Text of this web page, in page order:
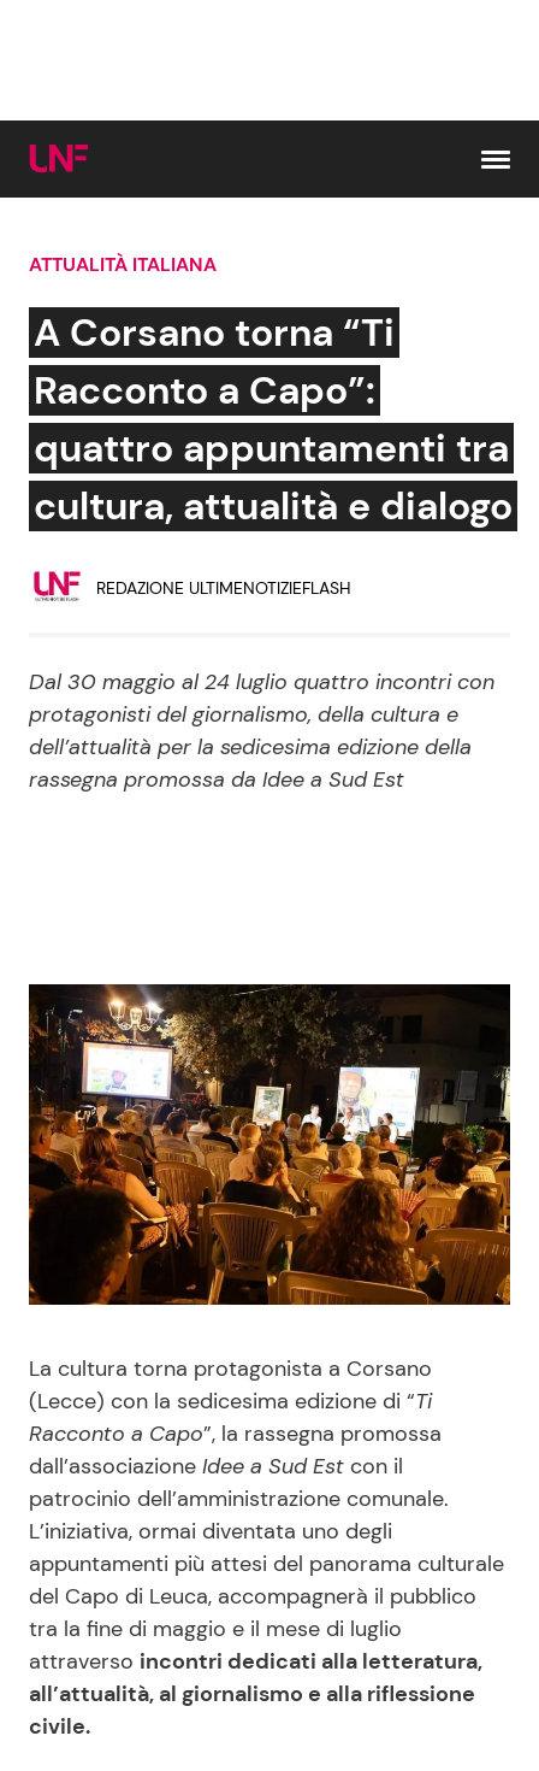
Cerca:
News e Cronaca
Attualità Italiana
Dal Mondo
Politica
Gossip e TV
Bellezze VIP
Coppie VIP
Reality e Talent
Soap Opera
News Spettacolo
Benessere
Casa
Moda e Style
News benessere
Salute
Viaggi e Turismo
Festività
Cucina e Ricette
Consigli di Cucina
Dolci
Primi Piatti
Ricette Facili e Veloci
Ricette Feste
Ricette per Bambini
Seguici
ATTUALITÀ ITALIANA
A Corsano torna “Ti
Racconto a Capo”:
quattro appuntamenti tra
cultura, attualità e dialogo
REDAZIONE ULTIMENOTIZIEFLASH
Dal 30 maggio al 24 luglio quattro incontri con
protagonisti del giornalismo, della cultura e
dell’attualità per la sedicesima edizione della
rassegna promossa da Idee a Sud Est
La cultura torna protagonista a Corsano
(Lecce) con la sedicesima edizione di “Ti
Racconto a Capo”, la rassegna promossa
dall’associazione Idee a Sud Est con il
patrocinio dell’amministrazione comunale.
L’iniziativa, ormai diventata uno degli
appuntamenti più attesi del panorama culturale
del Capo di Leuca, accompagnerà il pubblico
tra la fine di maggio e il mese di luglio
attraverso incontri dedicati alla letteratura,
all’attualità, al giornalismo e alla riflessione
civile.